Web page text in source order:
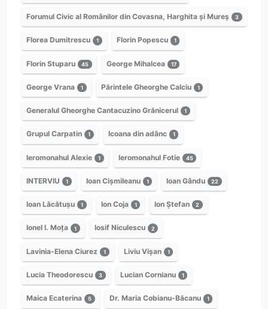
Forumul Civic al Românilor din Covasna, Harghita și Mureș 3
Florea Dumitrescu 1 Florin Popescu 1
Florin Stuparu 45 George Mihalcea 17
George Vrana 1 Părintele Gheorghe Calciu 1
Generalul Gheorghe Cantacuzino Grănicerul 1
Grupul Carpatin 1 Icoana din adânc 1
Ieromonahul Alexie 1 Ieromonahul Fotie 45
INTERVIU 1 Ioan Cișmileanu 1 Ioan Gându 22
Ioan Lăcătușu 1 Ion Coja 1 Ion Ștefan 2
Ionel I. Moța 1 Iosif Niculescu 2
Lavinia-Elena Ciurez 1 Liviu Vișan 1
Lucia Theodorescu 3 Lucian Cornianu 1
Maica Ecaterina 5 Dr. Maria Cobianu-Băcanu 1